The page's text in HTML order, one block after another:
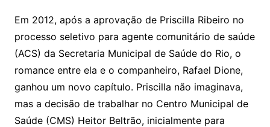
at
s
A
p
p
c
e
b
o
o
k
itt
er
ai
l
Em 2012, após a aprovação de Priscilla Ribeiro no
processo seletivo para agente comunitário de saúde
(ACS) da Secretaria Municipal de Saúde do Rio, o
romance entre ela e o companheiro, Rafael Dione,
ganhou um novo capítulo. Priscilla não imaginava,
mas a decisão de trabalhar no Centro Municipal de
Saúde (CMS) Heitor Beltrão, inicialmente para